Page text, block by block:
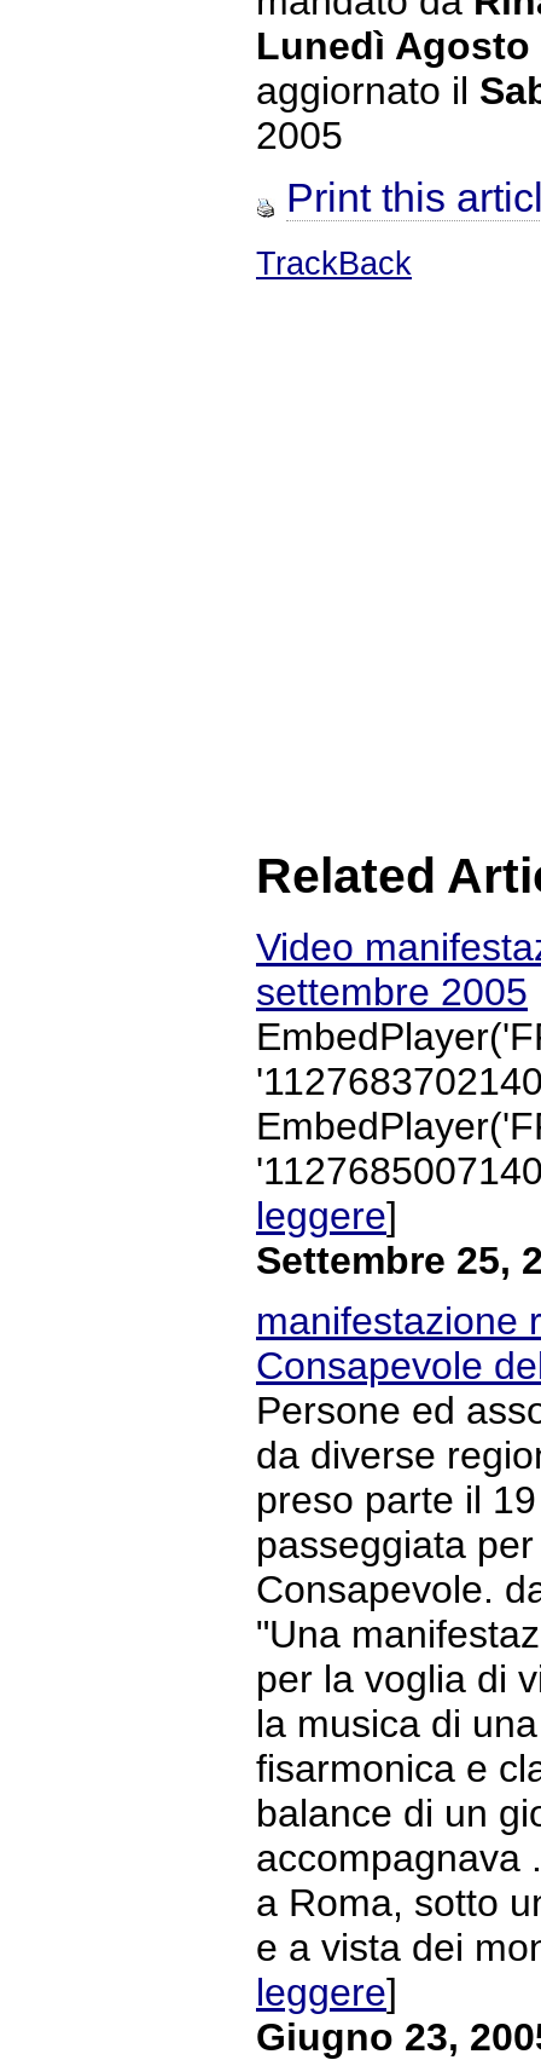
Lunedì Agosto
aggiornato il
2005
Print this
TrackBack
Related
Video
settembre 2005
leggere]
Settembre 25,
manifestazione
Consapevole
Persone ed
da diverse
preso parte il
passeggiata
Consapevole.
"Una
per la voglia di
la musica di
fisarmonica e
balance di un
accompagnava
a Roma, sotto
e a vista dei
leggere]
Giugno 23,